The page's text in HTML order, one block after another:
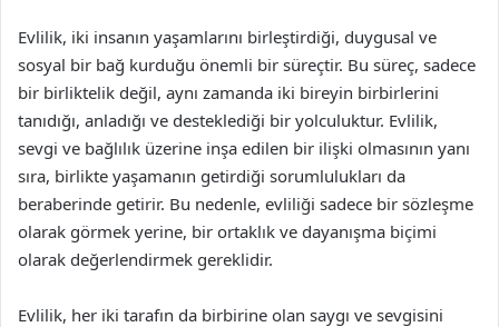
Evlilik, iki insanın yaşamlarını birleştirdiği, duygusal ve
sosyal bir bağ kurduğu önemli bir süreçtir. Bu süreç, sadece
bir birliktelik değil, aynı zamanda iki bireyin birbirlerini
tanıdığı, anladığı ve desteklediği bir yolculuktur. Evlilik,
sevgi ve bağlılık üzerine inşa edilen bir ilişki olmasının yanı
sıra, birlikte yaşamanın getirdiği sorumlulukları da
beraberinde getirir. Bu nedenle, evliliği sadece bir sözleşme
olarak görmek yerine, bir ortaklık ve dayanışma biçimi
olarak değerlendirmek gereklidir.
Evlilik, her iki tarafın da birbirine olan saygı ve sevgisini